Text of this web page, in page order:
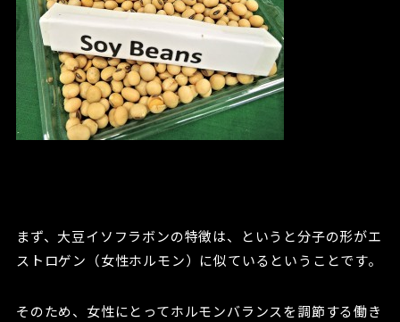
まず、大豆イソフラボンの特徴は、というと分子の形がエ
ストロゲン（女性ホルモン）に似ているということです。
そのため、女性にとってホルモンバランスを調節する働き